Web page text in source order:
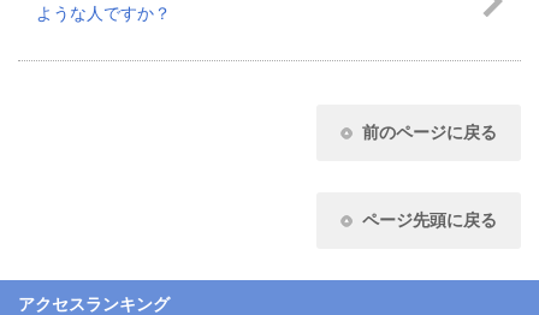
ような人ですか？
前のページに戻る
ページ先頭に戻る
アクセスランキング